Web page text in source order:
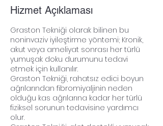
FizyoKalkan kliniğinde yaptığımız
uygulamalar ve egzersiz yaklaşımlarıyla
vücut farkındalığınızı yükseltmeyi , hareket
kabiliyetinizi artırmayı hedefliyoruz.
Hizmet Açıklaması
Graston Tekniği olarak bilinen bu
noninvaziv iyileştirme yöntemi; Kronik,
akut veya ameliyat sonrası her türlü
yumuşak doku durumunu tedavi
etmek için kullanılır.
Graston Tekniği, rahatsız edici boyun
ağrılarından fibromiyaljinin neden
olduğu kas ağrılarına kadar her türlü
fiziksel sorunun tedavisine yardımcı
olur.